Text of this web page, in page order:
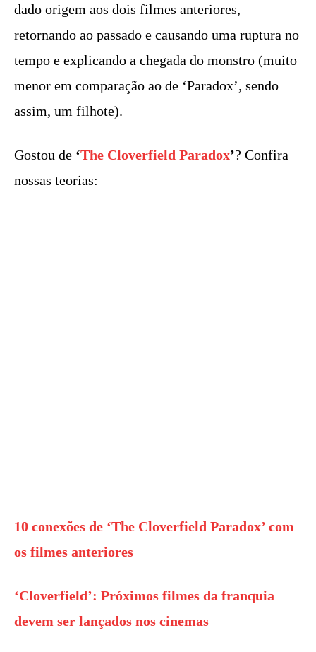
dado origem aos dois filmes anteriores,
retornando ao passado e causando uma ruptura no
tempo e explicando a chegada do monstro (muito
menor em comparação ao de ‘Paradox’, sendo
assim, um filhote).
Gostou de ‘The Cloverfield Paradox’? Confira
nossas teorias:
10 conexões de ‘The Cloverfield Paradox’ com
os filmes anteriores
‘Cloverfield’: Próximos filmes da franquia
devem ser lançados nos cinemas